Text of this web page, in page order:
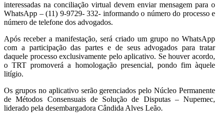
interessadas na conciliação virtual devem enviar mensagem para o
WhatsApp – (11) 9-9729- 332- informando o número do processo e
número de telefone dos advogados.
Após receber a manifestação, será criado um grupo no WhatsApp
com a participação das partes e de seus advogados para tratar
daquele processo exclusivamente pelo aplicativo. Se houver acordo,
o TRT promoverá a homologação presencial, pondo fim àquele
litígio.
Os grupos no aplicativo serão gerenciados pelo Núcleo Permanente
de Métodos Consensuais de Solução de Disputas – Nupemec,
liderado pela desembargadora Cândida Alves Leão.